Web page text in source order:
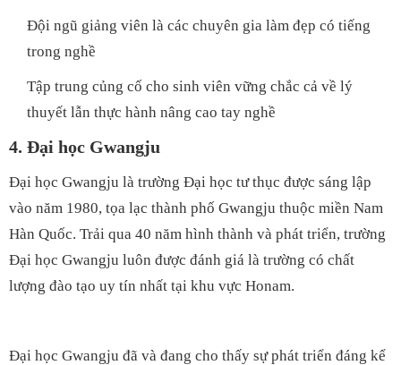
Đội ngũ giảng viên là các chuyên gia làm đẹp có tiếng
trong nghề
Tập trung củng cố cho sinh viên vững chắc cả về lý
thuyết lẫn thực hành nâng cao tay nghề
4. Đại học Gwangju
Đại học Gwangju là trường Đại học tư thục được sáng lập
vào năm 1980, tọa lạc thành phố Gwangju thuộc miền Nam
Hàn Quốc. Trải qua 40 năm hình thành và phát triển, trường
Đại học Gwangju luôn được đánh giá là trường có chất
lượng đào tạo uy tín nhất tại khu vực Honam.
Đại học Gwangju đã và đang cho thấy sự phát triển đáng kể